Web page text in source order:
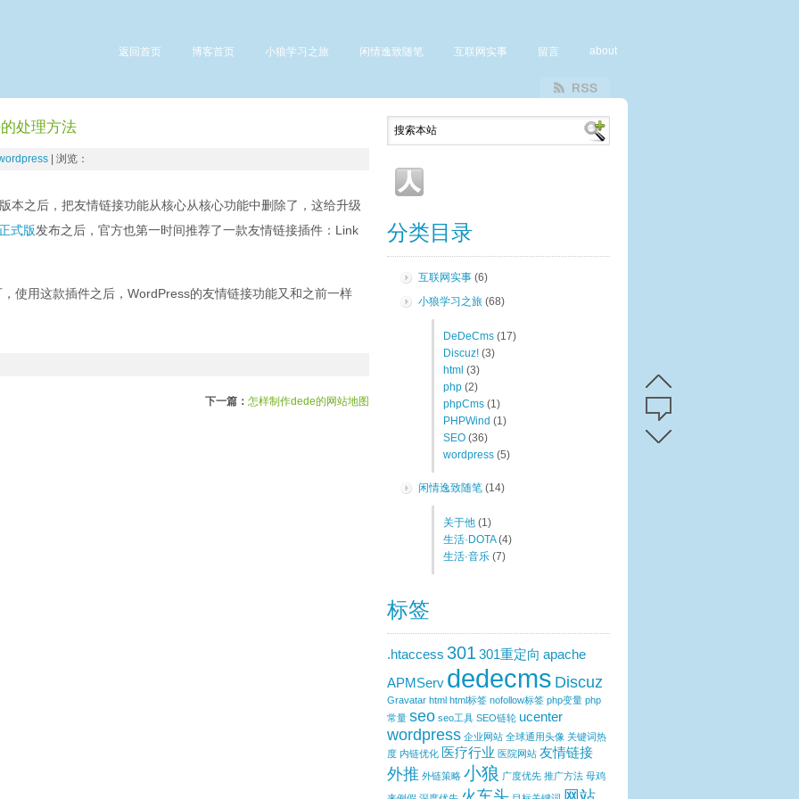
返回首页 博客首页 小狼学习之旅 闲情逸致随笔 互联网实事 留言 about
处理方法
| 浏览：
本之后，把友情链接功能从核心从核心功能中删除了，这给升级
式版发布之后，官方也第一时间推荐了一款友情链接插件：Link
使用这款插件之后，WordPress的友情链接功能又和之前一样
下一篇： 怎样制作dede的网站地图
分类目录
互联网实事 (6)
小狼学习之旅 (68)
DeDeCms (17)
Discuz! (3)
html (3)
php (2)
phpCms (1)
PHPWind (1)
SEO (36)
wordpress (5)
闲情逸致随笔 (14)
关于他 (1)
生活·DOTA(4)
生活·音乐 (7)
标签
.htaccess 301 301重定向 apache
APMServ dedecms Discuz
Gravatar html html标签 nofollow标签 php变量 php
常量 seo seo工具 SEO链轮 ucenter
wordpress 企业网站 全球通用头像 关键词热
度 内链优化 医疗行业 医院网站 友情链接
外推 外链策略 小狼 广度优先 推广方法 母鸡